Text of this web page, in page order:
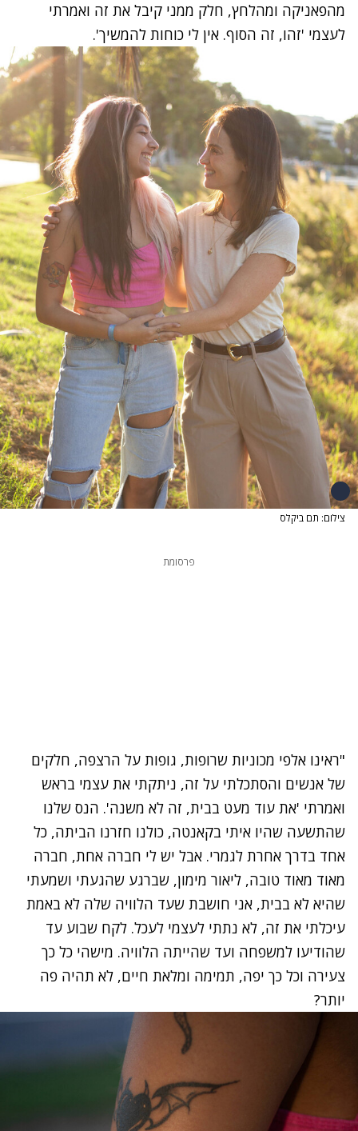
מהפאניקה ומהלחץ, חלק ממני קיבל את זה ואמרתי
לעצמי 'זהו, זה הסוף. אין לי כוחות להמשיך'.
צילום: תם ביקלס
פרסומת
"ראינו אלפי מכוניות שרופות, גופות על הרצפה, חלקים
של אנשים והסתכלתי על זה, ניתקתי את עצמי בראש
ואמרתי 'את עוד מעט בבית, זה לא משנה'. הנס שלנו
שהתשעה שהיו איתי בקאנטה, כולנו חזרנו הביתה, כל
אחד בדרך אחרת לגמרי. אבל יש לי חברה אחת, חברה
מאוד מאוד טובה, ליאור מימון, שברגע שהגעתי ושמעתי
שהיא לא בבית, אני חושבת שעד הלוויה שלה לא באמת
עיכלתי את זה, לא נתתי לעצמי לעכל. לקח שבוע עד
שהודיעו למשפחה ועד שהייתה הלוויה. מישהי כל כך
צעירה וכל כך יפה, תמימה ומלאת חיים, לא תהיה פה
יותר?